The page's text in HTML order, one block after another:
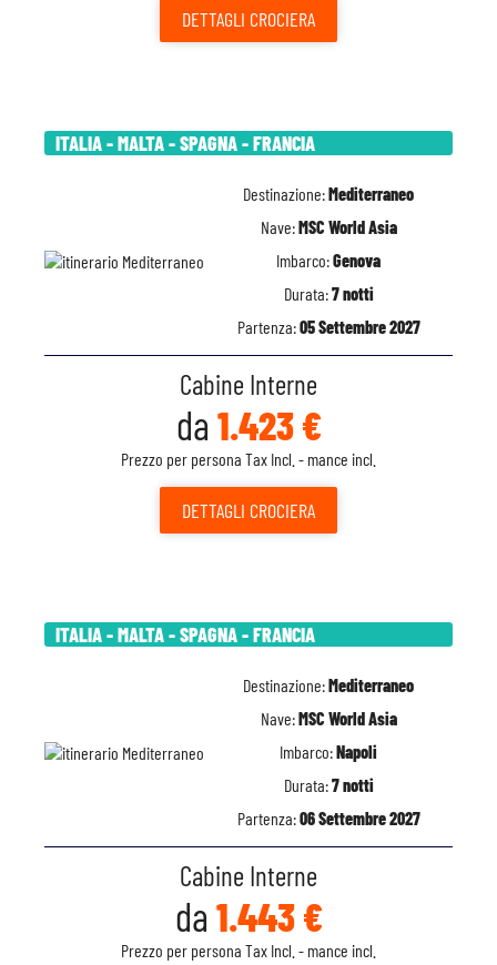
DETTAGLI CROCIERA
ITALIA - MALTA - SPAGNA - FRANCIA
Destinazione:Mediterraneo
Nave:MSC World Asia
Imbarco:Genova
Durata:7 notti
Partenza:05 Settembre 2027
Cabine Interne
da 1.423 €
Prezzo per persona Tax Incl. - mance incl.
DETTAGLI CROCIERA
ITALIA - MALTA - SPAGNA - FRANCIA
Destinazione:Mediterraneo
Nave:MSC World Asia
Imbarco:Napoli
Durata:7 notti
Partenza:06 Settembre 2027
Cabine Interne
da 1.443 €
Prezzo per persona Tax Incl. - mance incl.